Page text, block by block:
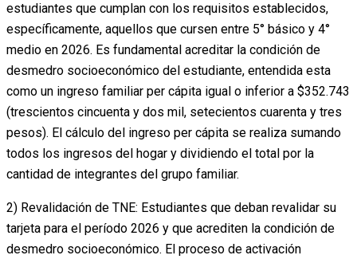
estudiantes que cumplan con los requisitos establecidos,
específicamente, aquellos que cursen entre 5° básico y 4°
medio en 2026. Es fundamental acreditar la condición de
desmedro socioeconómico del estudiante, entendida esta
como un ingreso familiar per cápita igual o inferior a $352.743
(trescientos cincuenta y dos mil, setecientos cuarenta y tres
pesos). El cálculo del ingreso per cápita se realiza sumando
todos los ingresos del hogar y dividiendo el total por la
cantidad de integrantes del grupo familiar.
2) Revalidación de TNE: Estudiantes que deban revalidar su
tarjeta para el período 2026 y que acrediten la condición de
desmedro socioeconómico. El proceso de activación